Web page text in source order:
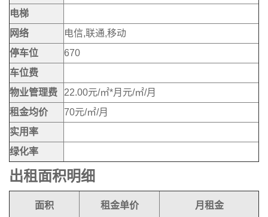
电梯
网络
电信,联通,移动
停车位
670
车位费
物业管理费
22.00元/㎡*月元/㎡/月
租金均价
70元/㎡/月
实用率
绿化率
出租面积明细
面积 租金单价 月租金